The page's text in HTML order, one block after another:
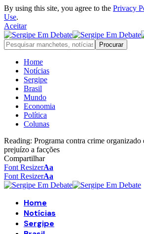
By using this site, you agree to the Privacy
Use.
Aceitar
Home
Notícias
Sergipe
Brasil
Mundo
Economia
Política
Colunas
Reading: Programa contra crime organizado
prejuízo a facções
Compartilhar
Font ResizerAa
Font ResizerAa
Home
Notícias
Sergipe